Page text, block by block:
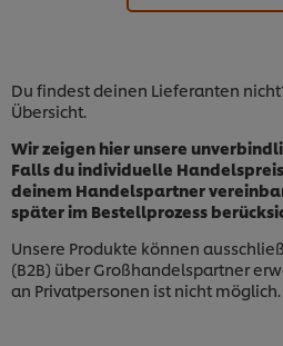
Du findest deinen Lieferanten
Übersicht.
Wir zeigen hier unsere
Falls du individuelle
deinem Handelspartner
später im Bestellprozess
Unsere Produkte können
(B2B) über Großhandelspartner
an Privatpersonen ist nicht möglich.